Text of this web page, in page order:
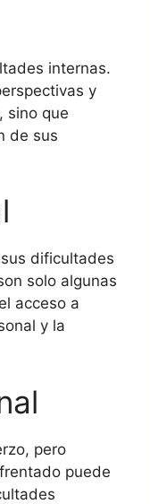
internas.
y
sino que
de sus
dificultades
solo algunas
acceso a
y la
pero
puede